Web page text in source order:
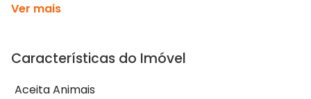
Ver mais
Características do Imóvel
Aceita Animais